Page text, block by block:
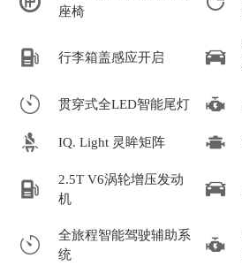
座椅
行李箱盖感应开启
贯穿式全LED智能尾灯
IQ. Light 灵眸矩阵
2.5T V6涡轮增压发动
机
全旅程智能驾驶辅助系
统